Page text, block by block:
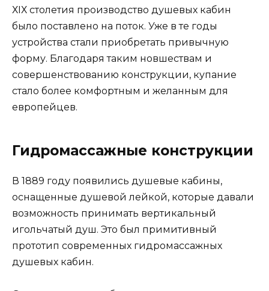
ХІХ столетия производство душевых кабин
было поставлено на поток. Уже в те годы
устройства стали приобретать привычную
форму. Благодаря таким новшествам и
совершенствованию конструкции, купание
стало более комфортным и желанным для
европейцев.
Гидромассажные конструкции
В 1889 году появились душевые кабины,
оснащенные душевой лейкой, которые давали
возможность принимать вертикальный
игольчатый душ. Это был примитивный
прототип современных гидромассажных
душевых кабин.